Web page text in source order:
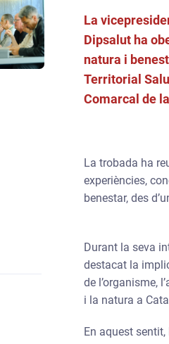
La
Dipsalut ha
natura i
Territorial
Comarcal de
La trobada ha
experiències,
benestar, des
Durant la seva
destacat la
de l’organisme,
i la natura a
En aquest